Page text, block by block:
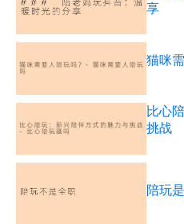
享
猫咪
比心
挑战
陪玩